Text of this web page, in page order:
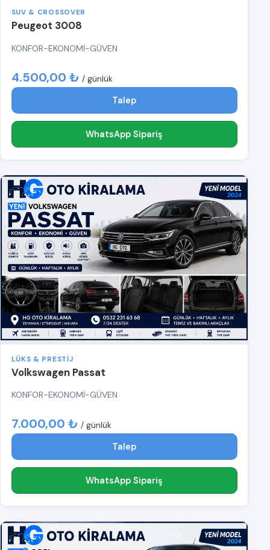
SUV & CROSSOVER
Peugeot 3008
KONFOR-EKONOMİ-GÜVEN
4.500,00 ₺ / günlük
Talep
WhatsApp Sipariş
LÜKS & PRESTIJ
Volkswagen Passat
KONFOR-EKONOMİ-GÜVEN
7.000,00 ₺ / günlük
Talep
WhatsApp Sipariş